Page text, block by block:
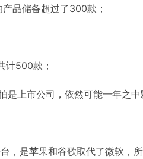
品储备超过了300款；
计500款；
上市公司，依然可能一年之中
，是苹果和谷歌取代了微软，